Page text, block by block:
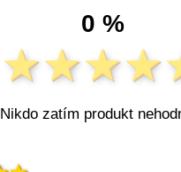
0 %
Nikdo zatím produkt